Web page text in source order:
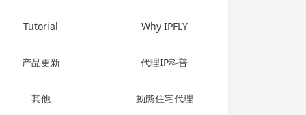
Tutorial Why IPFLY
产品更新 代理IP科普
其他 動態住宅代理